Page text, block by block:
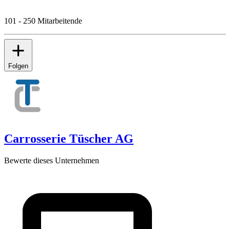
101 - 250 Mitarbeitende
Folgen
Carrosserie Tüscher AG
Bewerte dieses Unternehmen